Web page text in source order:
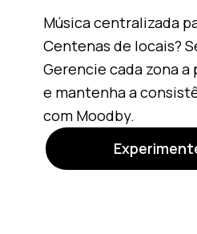
Música centralizada
Centenas de locais?
Gerencie cada zona a
e mantenha a
com Moodby.